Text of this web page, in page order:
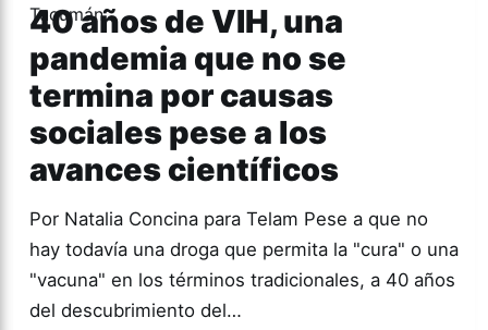
40 años de VIH, una
pandemia que no se
termina por causas
sociales pese a los
avances científicos
Por Natalia Concina para Telam Pese a que no
hay todavía una droga que permita la "cura" o una
"vacuna" en los términos tradicionales, a 40 años
del descubrimiento del…